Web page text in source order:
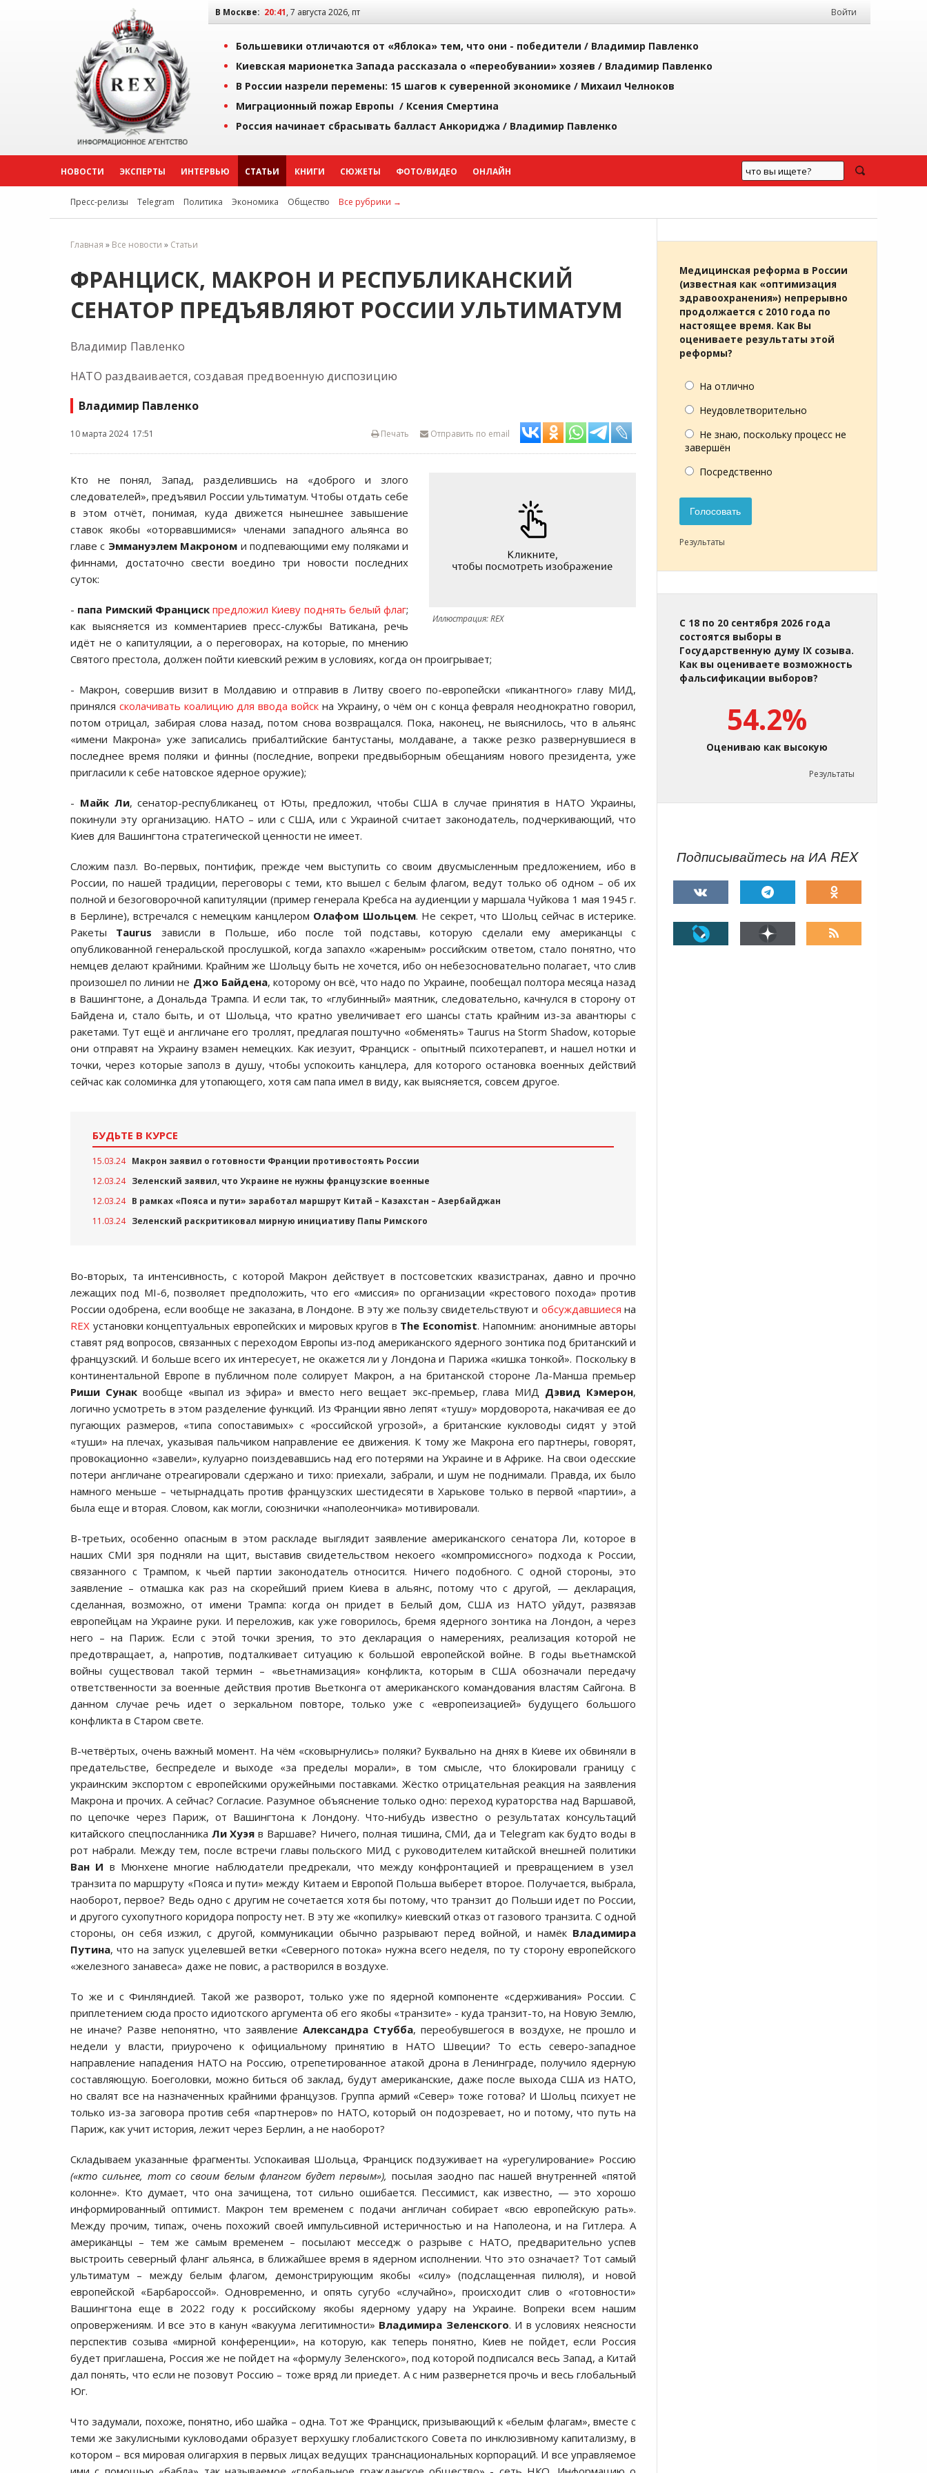
В Москве: 20:41, 7 августа 2026, пт Войти
Большевики отличаются от «Яблока» тем, что они - победители / Владимир Павленко
Киевская марионетка Запада рассказала о «переобувании» хозяев / Владимир Павленко
В России назрели перемены: 15 шагов к суверенной экономике / Михаил Челноков
Миграционный пожар Европы / Ксения Смертина
Россия начинает сбрасывать балласт Анкориджа / Владимир Павленко
НОВОСТИ ЭКСПЕРТЫ ИНТЕРВЬЮ СТАТЬИ КНИГИ СЮЖЕТЫ ФОТО/ВИДЕО ОНЛАЙН
Пресс-релизы Telegram Политика Экономика Общество Все рубрики →
Главная » Все новости » Статьи
ФРАНЦИСК, МАКРОН И РЕСПУБЛИКАНСКИЙ
СЕНАТОР ПРЕДЪЯВЛЯЮТ РОССИИ УЛЬТИМАТУМ
Владимир Павленко
НАТО раздваивается, создавая предвоенную диспозицию
Владимир Павленко
10 марта 2024 17:51 Отправить по email
Печать
Иллюстрация: REX
Кто не понял, Запад, разделившись на «доброго и злого
следователей», предъявил России ультиматум. Чтобы отдать себе
в этом отчёт, понимая, куда движется нынешнее завышение
ставок якобы «оторвавшимися» членами западного альянса во
главе с Эммануэлем Макроном и подпевающими ему поляками и
финнами, достаточно свести воедино три новости последних
суток:
- папа Римский Франциск предложил Киеву поднять белый флаг;
как выясняется из комментариев пресс-службы Ватикана, речь
идёт не о капитуляции, а о переговорах, на которые, по мнению
Святого престола, должен пойти киевский режим в условиях, когда он проигрывает;
- Макрон, совершив визит в Молдавию и отправив в Литву своего по-европейски «пикантного» главу МИД,
принялся сколачивать коалицию для ввода войск на Украину, о чём он с конца февраля неоднократно говорил,
потом отрицал, забирая слова назад, потом снова возвращался. Пока, наконец, не выяснилось, что в альянс
«имени Макрона» уже записались прибалтийские бантустаны, молдаване, а также резко развернувшиеся в
последнее время поляки и финны (последние, вопреки предвыборным обещаниям нового президента, уже
пригласили к себе натовское ядерное оружие);
- Майк Ли, сенатор-республиканец от Юты, предложил, чтобы США в случае принятия в НАТО Украины,
покинули эту организацию. НАТО – или с США, или с Украиной считает законодатель, подчеркивающий, что
Киев для Вашингтона стратегической ценности не имеет.
Сложим пазл. Во-первых, понтифик, прежде чем выступить со своим двусмысленным предложением, ибо в
России, по нашей традиции, переговоры с теми, кто вышел с белым флагом, ведут только об одном – об их
полной и безоговорочной капитуляции (пример генерала Кребса на аудиенции у маршала Чуйкова 1 мая 1945 г.
в Берлине), встречался с немецким канцлером Олафом Шольцем. Не секрет, что Шольц сейчас в истерике.
Ракеты Taurus зависли в Польше, ибо после той подставы, которую сделали ему американцы с
опубликованной генеральской прослушкой, когда запахло «жареным» российским ответом, стало понятно, что
немцев делают крайними. Крайним же Шольцу быть не хочется, ибо он небезосновательно полагает, что слив
произошел по линии не Джо Байдена, которому он всё, что надо по Украине, пообещал полтора месяца назад
в Вашингтоне, а Дональда Трампа. И если так, то «глубинный» маятник, следовательно, качнулся в сторону от
Байдена и, стало быть, и от Шольца, что кратно увеличивает его шансы стать крайним из-за авантюры с
ракетами. Тут ещё и англичане его троллят, предлагая поштучно «обменять» Taurus на Storm Shadow, которые
они отправят на Украину взамен немецких. Как иезуит, Франциск - опытный психотерапевт, и нашел нотки и
точки, через которые заполз в душу, чтобы успокоить канцлера, для которого остановка военных действий
сейчас как соломинка для утопающего, хотя сам папа имел в виду, как выясняется, совсем другое.
БУДЬТЕ В КУРСЕ
15.03.24 Макрон заявил о готовности Франции противостоять России
12.03.24 Зеленский заявил, что Украине не нужны французские военные
12.03.24 В рамках «Пояса и пути» заработал маршрут Китай – Казахстан – Азербайджан
11.03.24 Зеленский раскритиковал мирную инициативу Папы Римского
Во-вторых, та интенсивность, с которой Макрон действует в постсоветских квазистранах, давно и прочно
лежащих под MI-6, позволяет предположить, что его «миссия» по организации «крестового похода» против
России одобрена, если вообще не заказана, в Лондоне. В эту же пользу свидетельствуют и обсуждавшиеся на
REX установки концептуальных европейских и мировых кругов в The Economist. Напомним: анонимные авторы
ставят ряд вопросов, связанных с переходом Европы из-под американского ядерного зонтика под британский и
французский. И больше всего их интересует, не окажется ли у Лондона и Парижа «кишка тонкой». Поскольку в
континентальной Европе в публичном поле солирует Макрон, а на британской стороне Ла-Манша премьер
Риши Сунаквообще «выпал из эфира» и вместо него вещает экс-премьер, глава МИД Дэвид Кэмерон,
логично усмотреть в этом разделение функций. Из Франции явно лепят «тушу» мордоворота, накачивая ее до
пугающих размеров, «типа сопоставимых» с «российской угрозой», а британские кукловоды сидят у этой
«туши» на плечах, указывая пальчиком направление ее движения. К тому же Макрона его партнеры, говорят,
провокационно «завели», кулуарно поиздевавшись над его потерями на Украине и в Африке. На свои одесские
потери англичане отреагировали сдержано и тихо: приехали, забрали, и шум не поднимали. Правда, их было
намного меньше – четырнадцать против французских шестидесяти в Харькове только в первой «партии», а
была еще и вторая. Словом, как могли, союзнички «наполеончика» мотивировали.
В-третьих, особенно опасным в этом раскладе выглядит заявление американского сенатора Ли, которое в
наших СМИ зря подняли на щит, выставив свидетельством некоего «компромиссного» подхода к России,
связанного с Трампом, к чьей партии законодатель относится. Ничего подобного. С одной стороны, это
заявление – отмашка как раз на скорейший прием Киева в альянс, потому что с другой, — декларация,
сделанная, возможно, от имени Трампа: когда он придет в Белый дом, США из НАТО уйдут, развязав
европейцам на Украине руки. И переложив, как уже говорилось, бремя ядерного зонтика на Лондон, а через
него – на Париж. Если с этой точки зрения, то это декларация о намерениях, реализация которой не
предотвращает, а, напротив, подталкивает ситуацию к большой европейской войне. В годы вьетнамской
войны существовал такой термин – «вьетнамизация» конфликта, которым в США обозначали передачу
ответственности за военные действия против Вьетконга от американского командования властям Сайгона. В
данном случае речь идет о зеркальном повторе, только уже с «европеизацией» будущего большого
конфликта в Старом свете.
В-четвёртых, очень важный момент. На чём «сковырнулись» поляки? Буквально на днях в Киеве их обвиняли в
предательстве, беспределе и выходе «за пределы морали», в том смысле, что блокировали границу с
украинским экспортом с европейскими оружейными поставками. Жёстко отрицательная реакция на заявления
Макрона и прочих. А сейчас? Согласие. Разумное объяснение только одно: переход кураторства над Варшавой,
по цепочке через Париж, от Вашингтона к Лондону. Что-нибудь известно о результатах консультаций
китайского спецпосланника Ли Хуэя в Варшаве? Ничего, полная тишина, СМИ, да и Telegram как будто воды в
рот набрали. Между тем, после встречи главы польского МИД с руководителем китайской внешней политики
Ван И в Мюнхене многие наблюдатели предрекали, что между конфронтацией и превращением в узел
транзита по маршруту «Пояса и пути» между Китаем и Европой Польша выберет второе. Получается, выбрала,
наоборот, первое? Ведь одно с другим не сочетается хотя бы потому, что транзит до Польши идет по России,
и другого сухопутного коридора попросту нет. В эту же «копилку» киевский отказ от газового транзита. С одной
стороны, он себя изжил, с другой, коммуникации обычно разрывают перед войной, и намёк Владимира
Путина, что на запуск уцелевшей ветки «Северного потока» нужна всего неделя, по ту сторону европейского
«железного занавеса» даже не повис, а растворился в воздухе.
То же и с Финляндией. Такой же разворот, только уже по ядерной компоненте «сдерживания» России. С
приплетением сюда просто идиотского аргумента об его якобы «транзите» - куда транзит-то, на Новую Землю,
не иначе? Разве непонятно, что заявление Александра Стубба, переобувшегося в воздухе, не прошло и
недели у власти, приурочено к официальному принятию в НАТО Швеции? То есть северо-западное
направление нападения НАТО на Россию, отрепетированное атакой дрона в Ленинграде, получило ядерную
составляющую. Боеголовки, можно биться об заклад, будут американские, даже после выхода США из НАТО,
но свалят все на назначенных крайними французов. Группа армий «Север» тоже готова? И Шольц психует не
только из-за заговора против себя «партнеров» по НАТО, который он подозревает, но и потому, что путь на
Париж, как учит история, лежит через Берлин, а не наоборот?
Складываем указанные фрагменты. Успокаивая Шольца, Франциск подзуживает на «урегулирование» Россию
(«кто сильнее, тот со своим белым флангом будет первым»), посылая заодно пас нашей внутренней «пятой
колонне». Кто думает, что она зачищена, тот сильно ошибается. Пессимист, как известно, — это хорошо
информированный оптимист. Макрон тем временем с подачи англичан собирает «всю европейскую рать».
Между прочим, типаж, очень похожий своей импульсивной истеричностью и на Наполеона, и на Гитлера. А
американцы – тем же самым временем – посылают месседж о разрыве с НАТО, предварительно успев
выстроить северный фланг альянса, в ближайшее время в ядерном исполнении. Что это означает? Тот самый
ультиматум – между белым флагом, демонстрирующим якобы «силу» (подслащенная пилюля), и новой
европейской «Барбароссой». Одновременно, и опять сугубо «случайно», происходит слив о «готовности»
Вашингтона еще в 2022 году к российскому якобы ядерному удару на Украине. Вопреки всем нашим
опровержениям. И все это в канун «вакуума легитимности» Владимира Зеленского. И в условиях неясности
перспектив созыва «мирной конференции», на которую, как теперь понятно, Киев не пойдет, если Россия
будет приглашена, Россия же не пойдет на «формулу Зеленского», под которой подписался весь Запад, а Китай
дал понять, что если не позовут Россию – тоже вряд ли приедет. А с ним развернется прочь и весь глобальный
Юг.
Что задумали, похоже, понятно, ибо шайка – одна. Тот же Франциск, призывающий к «белым флагам», вместе с
теми же закулисными кукловодами образует верхушку глобалистского Совета по инклюзивному капитализму, в
котором – вся мировая олигархия в первых лицах ведущих транснациональных корпораций. И все управляемое
Медицинская реформа в России
(известная как «оптимизация
здравоохранения») непрерывно
продолжается с 2010 года по
настоящее время. Как Вы
оцениваете результаты этой
реформы?
На отлично
Неудовлетворительно
Не знаю, поскольку процесс не
завершён
Посредственно
Голосовать
Результаты
С 18 по 20 сентября 2026 года
состоятся выборы в
Государственную думу IX созыва.
Как вы оцениваете возможность
фальсификации выборов?
54.2%
Оцениваю как высокую
Результаты
Подписывайтесь на ИА REX